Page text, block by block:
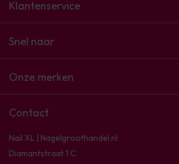
Klantenservice
Snel naar
Onze merken
Contact
Nail XL | Nagelgroothandel.nl
Diamantstraat 1 C